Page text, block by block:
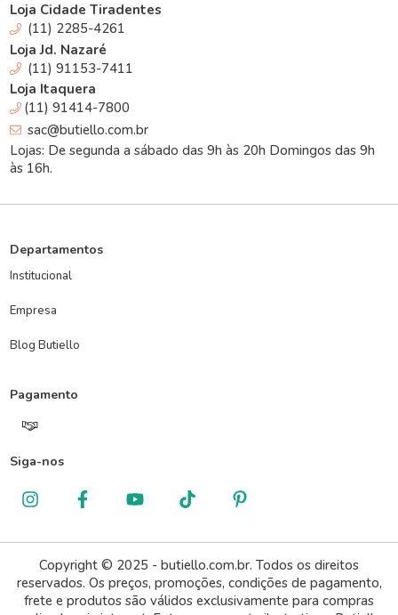
Loja Cidade Tiradentes
(11) 2285-4261
Loja Jd. Nazaré
(11) 91153-7411
Loja Itaquera
(11) 91414-7800
sac@butiello.com.br
Lojas: De segunda a sábado das 9h às 20h Domingos das 9h
às 16h.
Departamentos
Institucional
Empresa
Blog Butiello
Pagamento
Siga-nos
Copyright © 2025 - butiello.com.br. Todos os direitos
reservados. Os preços, promoções, condições de pagamento,
frete e produtos são válidos exclusivamente para compras